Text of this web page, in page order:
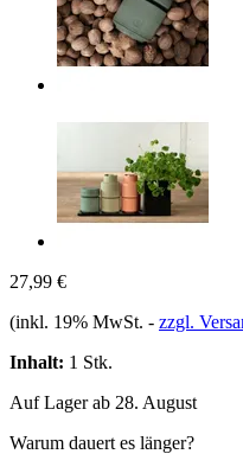
27,99 €
(inkl. 19% MwSt. - zzgl.
Inhalt: 1 Stk.
Auf Lager ab 28. August
Warum dauert es länger?